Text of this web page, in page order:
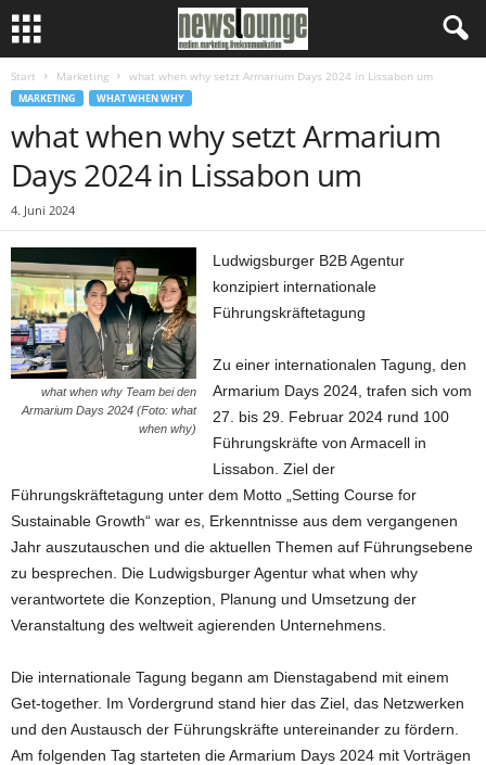
Start Marketing what when why setzt Armarium Days 2024 in Lissabon um
MARKETING WHAT WHEN WHY
what when why setzt Armarium
Days 2024 in Lissabon um
4. Juni 2024
what when why Team bei den
Armarium Days 2024 (Foto: what
when why)
Ludwigsburger B2B Agentur
konzipiert internationale
Führungskräftetagung
Zu einer internationalen Tagung, den
Armarium Days 2024, trafen sich vom
27. bis 29. Februar 2024 rund 100
Führungskräfte von Armacell in
Lissabon. Ziel der
Führungskräftetagung unter dem Motto „Setting Course for
Sustainable Growth“ war es, Erkenntnisse aus dem vergangenen
Jahr auszutauschen und die aktuellen Themen auf Führungsebene
zu besprechen. Die Ludwigsburger Agentur what when why
verantwortete die Konzeption, Planung und Umsetzung der
Veranstaltung des weltweit agierenden Unternehmens.
Die internationale Tagung begann am Dienstagabend mit einem
Get-together. Im Vordergrund stand hier das Ziel, das Netzwerken
und den Austausch der Führungskräfte untereinander zu fördern.
Am folgenden Tag starteten die Armarium Days 2024 mit Vorträgen